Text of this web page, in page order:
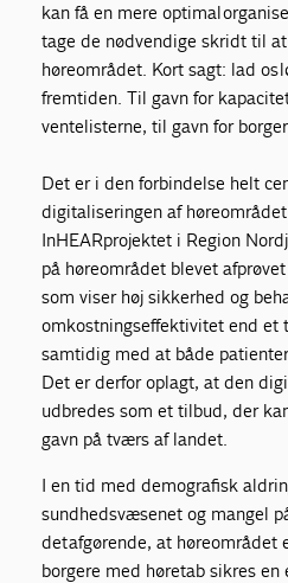
kan få en mere optimal
tage de nødvendige skridt til
høreområdet. Kort sagt: lad os
fremtiden. Til gavn for
ventelisterne, til gavn for
Det er i den forbindelse helt
digitaliseringen af
InHEARprojektet i Region
på høreområdet blevet
som viser høj sikkerhed og
omkostningseffektivitet end et
samtidig med at både
Det er derfor oplagt, at den
udbredes som et tilbud, der
gavn på tværs af landet.
I en tid med demografisk
sundhedsvæsenet og mangel
det afgørende, at
borgere med høretab sikres en